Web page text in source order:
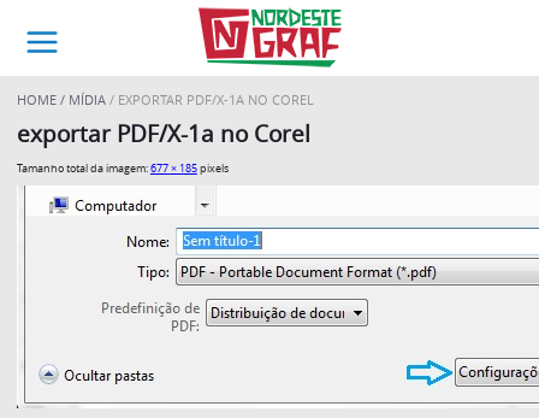
HOME MÍDIA EXPORTAR PDF/X-1A NO COREL
exportar PDF/X-1a no Corel
Tamanho total da imagem:677× 185pixels